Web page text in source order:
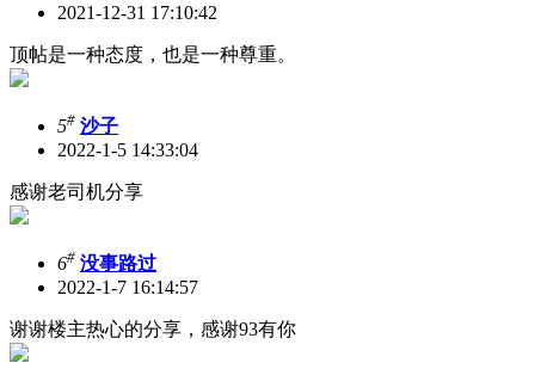
2021-12-31 17:10:42
顶帖是一种态度，也是一种尊重。
5# 沙子
2022-1-5 14:33:04
感谢老司机分享
6# 没事路过
2022-1-7 16:14:57
谢谢楼主热心的分享，感谢93有你